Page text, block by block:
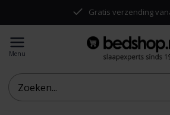
Gratis verzending
Menu